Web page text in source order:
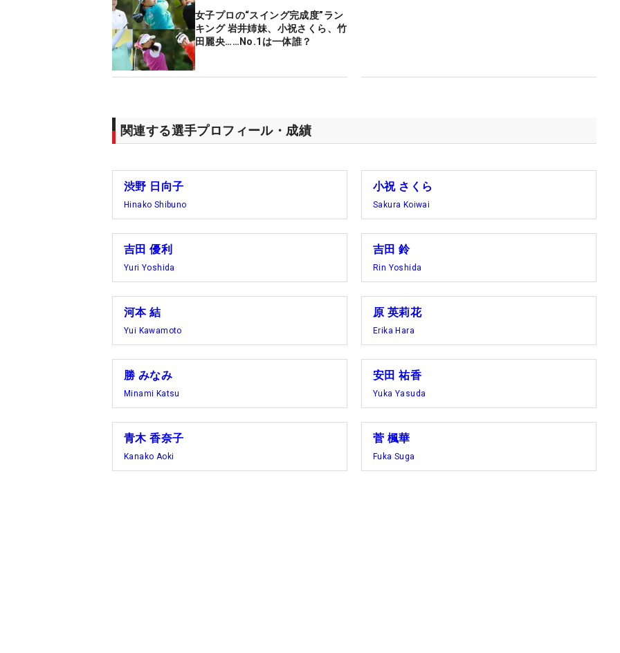
女子プロの“スイング完成度”ラン
キング 岩井姉妹、小祝さくら、竹
田麗央……No.1は一体誰？
関連する選手プロフィール・成績
渋野 日向子
Hinako Shibuno
小祝 さくら
Sakura Koiwai
吉田 優利
Yuri Yoshida
吉田 鈴
Rin Yoshida
河本 結
Yui Kawamoto
原 英莉花
Erika Hara
勝 みなみ
Minami Katsu
安田 祐香
Yuka Yasuda
青木 香奈子
Kanako Aoki
菅 楓華
Fuka Suga